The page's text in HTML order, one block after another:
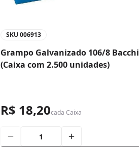
SKU 006913
Grampo Galvanizado 106/8 Bacchi
(Caixa com 2.500 unidades)
R$ 18,20cada Caixa